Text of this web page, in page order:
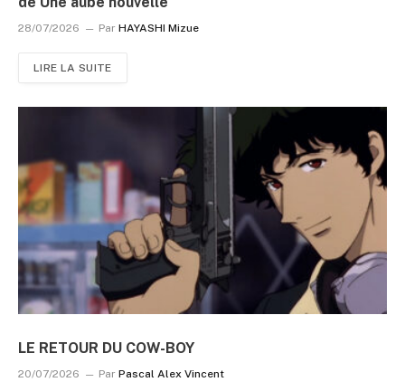
28/07/2026 Par HAYASHI Mizue
LIRE LA SUITE
LE RETOUR DU COW-BOY
20/07/2026 Par Pascal Alex Vincent